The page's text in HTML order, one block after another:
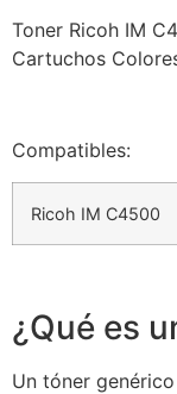
Toner Ricoh IM
Cartuchos
Compatibles:
Ricoh IM C4500
¿Qué es
Un tóner